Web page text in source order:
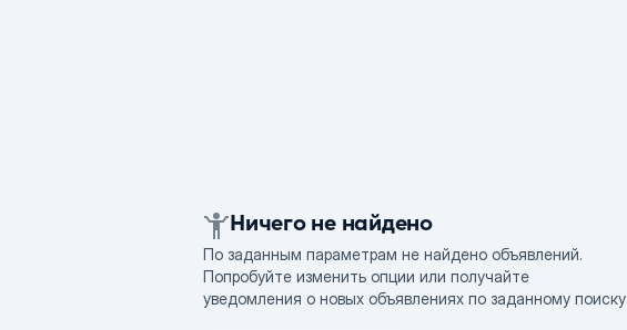
Ничего не найдено
По заданным параметрам не найдено объявлений.
Попробуйте изменить опции или получайте
уведомления о новых объявлениях по заданному поиску